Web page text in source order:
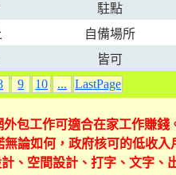
駐點
自備場所
皆可
9 10 ... LastPage
包工作可適合在家工作賺錢
論如何，政府核可的低收入
、空間設計、打字、文字、